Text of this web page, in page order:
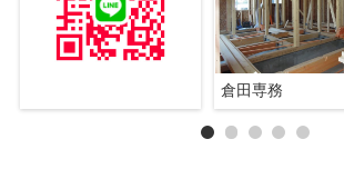
倉田専務